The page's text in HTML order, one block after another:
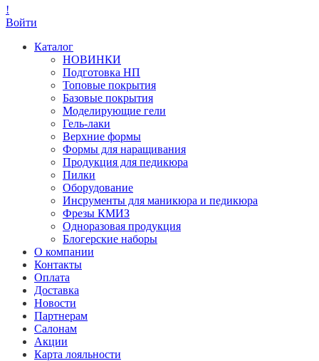
!
Войти
Каталог
НОВИНКИ
Подготовка НП
Топовые покрытия
Базовые покрытия
Моделирующие гели
Гель-лаки
Верхние формы
Формы для наращивания
Продукция для педикюра
Пилки
Оборудование
Инсрументы для маникюра и педикюра
Фрезы КМИЗ
Одноразовая продукция
Блогерские наборы
О компании
Контакты
Оплата
Доставка
Новости
Партнерам
Салонам
Акции
Карта лояльности